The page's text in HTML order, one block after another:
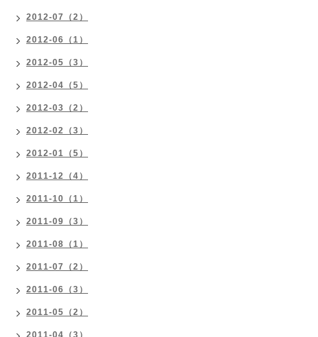
2012-07（2）
2012-06（1）
2012-05（3）
2012-04（5）
2012-03（2）
2012-02（3）
2012-01（5）
2011-12（4）
2011-10（1）
2011-09（3）
2011-08（1）
2011-07（2）
2011-06（3）
2011-05（2）
2011-04（3）